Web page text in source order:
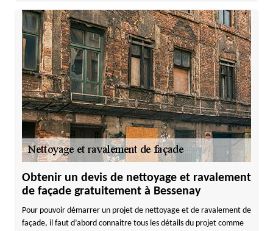
Obtenir un devis de nettoyage et ravalement
de façade gratuitement à Bessenay
Pour pouvoir démarrer un projet de nettoyage et de ravalement de
façade, il faut d’abord connaitre tous les détails du projet comme